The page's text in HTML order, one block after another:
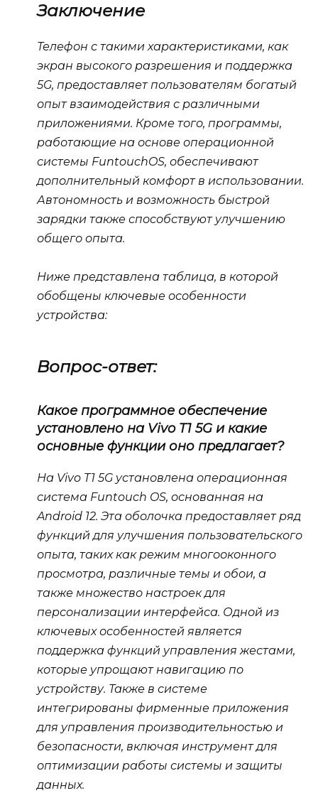
Заключение
Телефон с такими характеристиками, как
экран высокого разрешения и поддержка
5G, предоставляет пользователям богатый
опыт взаимодействия с различными
приложениями. Кроме того, программы,
работающие на основе операционной
системы FuntouchOS, обеспечивают
дополнительный комфорт в использовании.
Автономность и возможность быстрой
зарядки также способствуют улучшению
общего опыта.
Ниже представлена таблица, в которой
обобщены ключевые особенности
устройства:
Вопрос-ответ:
Какое программное обеспечение
установлено на Vivo T1 5G и какие
основные функции оно предлагает?
На Vivo T1 5G установлена операционная
система Funtouch OS, основанная на
Android 12. Эта оболочка предоставляет ряд
функций для улучшения пользовательского
опыта, таких как режим многооконного
просмотра, различные темы и обои, а
также множество настроек для
персонализации интерфейса. Одной из
ключевых особенностей является
поддержка функций управления жестами,
которые упрощают навигацию по
устройству. Также в системе
интегрированы фирменные приложения
для управления производительностью и
безопасности, включая инструмент для
оптимизации работы системы и защиты
данных.